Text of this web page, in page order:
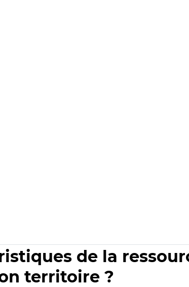
de la
territoire ?